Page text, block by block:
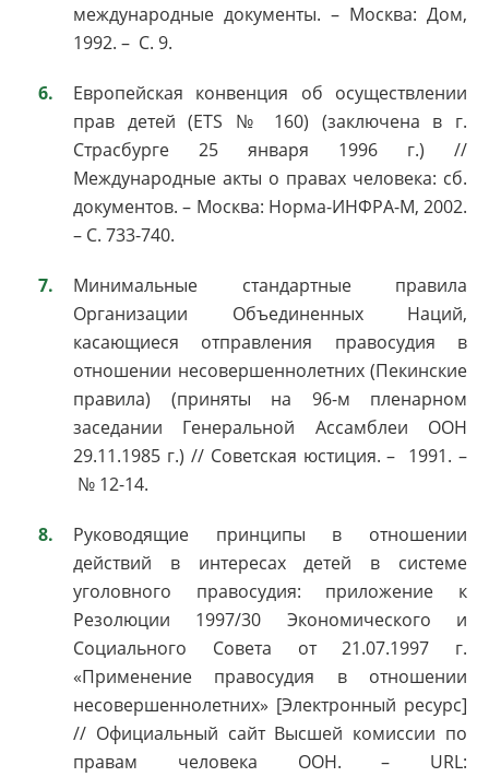
международные документы. – Москва: Дом,
1992. – С. 9.
Европейская конвенция об осуществлении
прав детей (ETS № 160) (заключена в г.
Страсбурге 25 января 1996 г.) //
Международные акты о правах человека: сб.
документов. – Москва: Норма-ИНФРА-М, 2002.
– С. 733-740.
Минимальные стандартные правила
Организации Объединенных Наций,
касающиеся отправления правосудия в
отношении несовершеннолетних (Пекинские
правила) (приняты на 96-м пленарном
заседании Генеральной Ассамблеи ООН
29.11.1985 г.) // Советская юстиция. – 1991. –
№ 12-14.
Руководящие принципы в отношении
действий в интересах детей в системе
уголовного правосудия: приложение к
Резолюции 1997/30 Экономического и
Социального Совета от 21.07.1997 г.
«Применение правосудия в отношении
несовершеннолетних» [Электронный ресурс]
// Официальный сайт Высшей комиссии по
правам человека ООН. – URL: